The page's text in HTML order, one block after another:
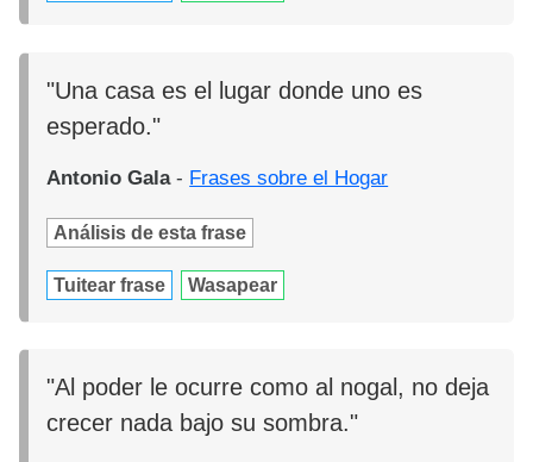
"Una casa es el lugar donde uno es
esperado."
Antonio Gala- Frases sobre el Hogar
Análisis de esta frase
Tuitear frase Wasapear
"Al poder le ocurre como al nogal, no deja
crecer nada bajo su sombra."